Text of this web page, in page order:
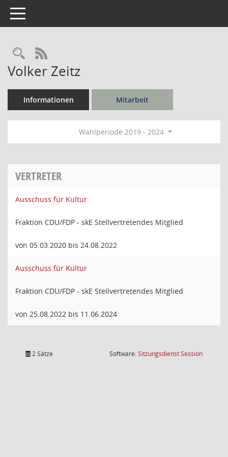
Toggle navigation
Rechercheauswahl
RSS-Feed
Volker Zeitz
Informationen Mitarbeit
Wahlperiode 2019 - 2024
VERTRETER
Ausschuss für Kultur
Fraktion CDU/FDP - skE Stellvertretendes Mitglied
von 05.03.2020 bis 24.08.2022
Ausschuss für Kultur
Fraktion CDU/FDP - skE Stellvertretendes Mitglied
von 25.08.2022 bis 11.06.2024
2 Sätze Software:SitzungsdienstSession(Wird in